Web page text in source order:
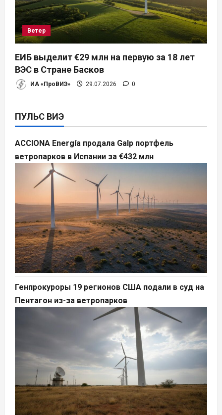
Ветер
ЕИБ выделит €29 млн на первую за 18 лет
ВЭС в Стране Басков
ИА «ПроВИЭ» 29.07.2026 0
ПУЛЬС ВИЭ
ACCIONA Energía продала Galp портфель
ветропарков в Испании за €432 млн
Генпрокуроры 19 регионов США подали в суд на
Пентагон из-за ветропарков